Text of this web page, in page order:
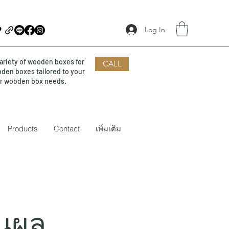
Log In
of wooden boxes for
boxes tailored to your
wooden box needs.
CALL
Products Contact เพิ่มเติม
ผล